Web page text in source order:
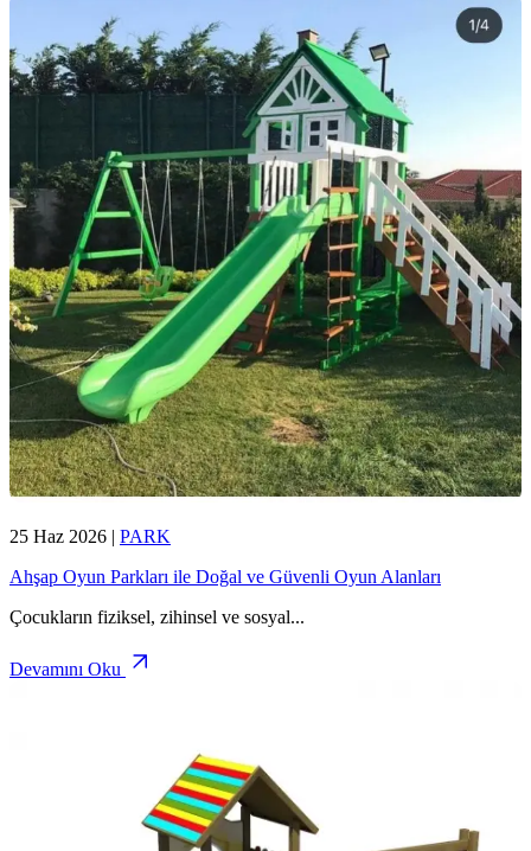
25 Haz 2026 | PARK
Ahşap Oyun Parkları ile Doğal ve Güvenli Oyun Alanları
Çocukların fiziksel, zihinsel ve sosyal...
Devamını Oku